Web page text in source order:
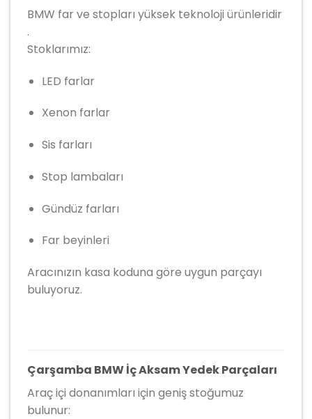
BMW far ve stopları yüksek teknoloji ürünleridir
.
Stoklarımız:
LED farlar
Xenon farlar
Sis farları
Stop lambaları
Gündüz farları
Far beyinleri
Aracınızın kasa koduna göre uygun parçayı
buluyoruz.
Çarşamba BMW İç Aksam Yedek Parçaları
Araç içi donanımları için geniş stoğumuz
bulunur: